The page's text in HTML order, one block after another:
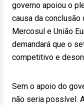
governo apoiou o
causa da
Mercosul e União
demandará que o
competitivo e
Sem o apoio do
não seria possível.